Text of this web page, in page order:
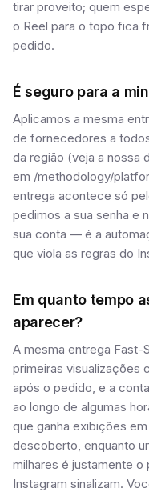
tirar proveito; quem
o Reel para o topo fica
pedido.
É seguro para a
Aplicamos a mesma
de fornecedores a
da região (veja a nossa
em /methodology/
entrega acontece só
pedimos a sua senha e
sua conta — é a
que viola as regras do
Em quanto tempo
aparecer?
A mesma entrega Fast-
primeiras visualizações
após o pedido, e a
ao longo de algumas
que ganha exibições
descoberto, enquanto
milhares é justamente
Instagram sinalizam.